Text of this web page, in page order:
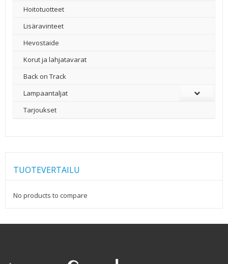
Hoitotuotteet
Lisäravinteet
Hevostaide
Korut ja lahjatavarat
Back on Track
Lampaantaljat
Tarjoukset
TUOTEVERTAILU
No products to compare